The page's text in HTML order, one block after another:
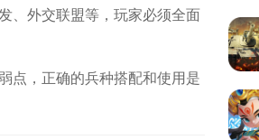
、外交联盟等，玩家必须全面
点，正确的兵种搭配和使用是